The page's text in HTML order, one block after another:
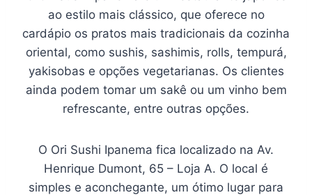
ao estilo mais clássico, que oferece no
cardápio os pratos mais tradicionais da cozinha
oriental, como sushis, sashimis, rolls, tempurá,
yakisobas e opções vegetarianas. Os clientes
ainda podem tomar um sakê ou um vinho bem
refrescante, entre outras opções.
O Ori Sushi Ipanema fica localizado na Av.
Henrique Dumont, 65 – Loja A. O local é
simples e aconchegante, um ótimo lugar para